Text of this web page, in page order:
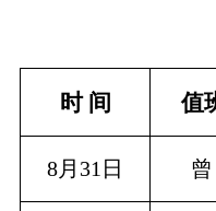
时 间 值
8月31日